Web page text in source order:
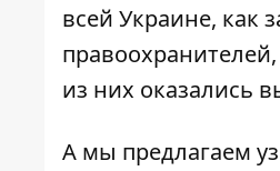
всей Украине, как
из них оказались
А мы предлагаем